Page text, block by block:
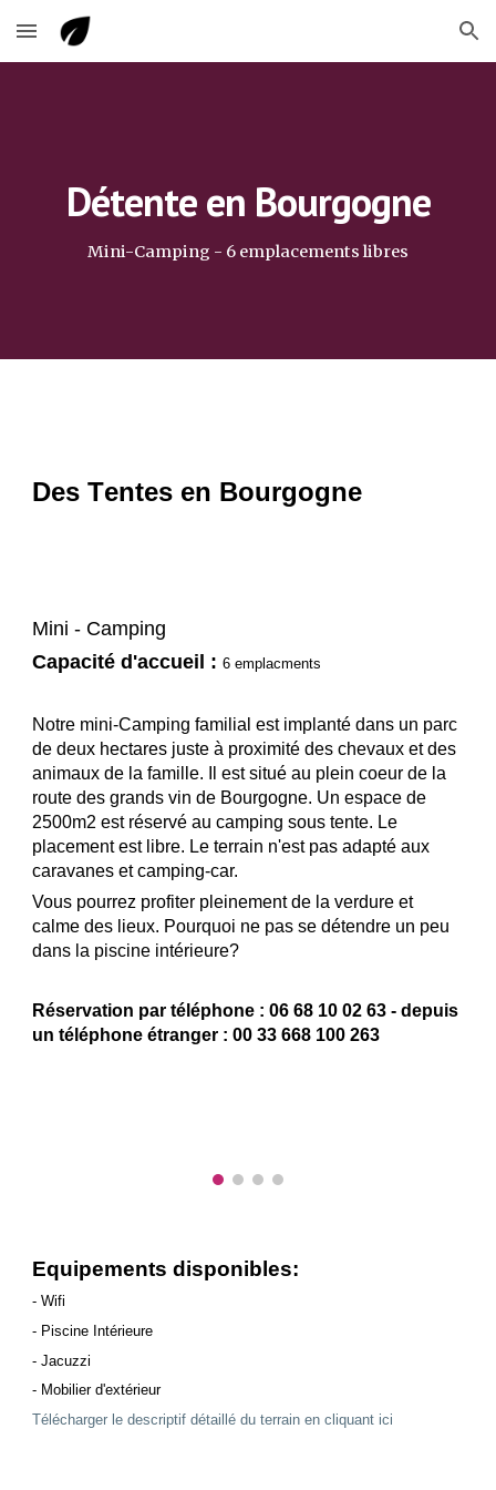
Skip to main content Skip to navigation
Détente en Bourgogne
Mini-Camping - 6 emplacements libres
DesTentes en Bourgogne
Mini - Camping
Capacité d'accueil :6 emplacments
Notre mini-Camping familial est implanté dans un parc
de deux hectares juste à proximité des chevaux et des
animaux de la famille. Il est situé au plein coeur de la
route des grands vin de Bourgogne. Un espace de
2500m2 est réservéau camping sous tente. Le
placement est libre. Le terrain n'est pas adapté aux
caravanes et camping-car.
Vous pourrez profiter pleinement de la verdure et
calme des lieux. Pourquoi ne pas se détendre un peu
dans la piscine intérieure?
Réservation par téléphone : 06 68 10 02 63 - depuis
un téléphone étranger : 00 33 668 100 263
Equipements disponibles:
- Wifi
- Piscine Intérieure
- Jacuzzi
- Mobilier d'extérieur
Télécharger le descriptif détaillé du terrain en cliquant ici